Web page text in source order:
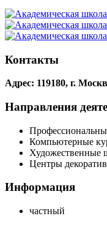
Контакты
Адрес: 119180, г.
Направления
Компьютерные
Художественные
Центры
Информация
частный